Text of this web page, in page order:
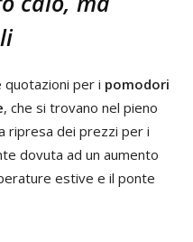
quotazioni per i pomodori
, che si trovano nel pieno
ripresa dei prezzi per i
dovuta ad un aumento
estive e il ponte